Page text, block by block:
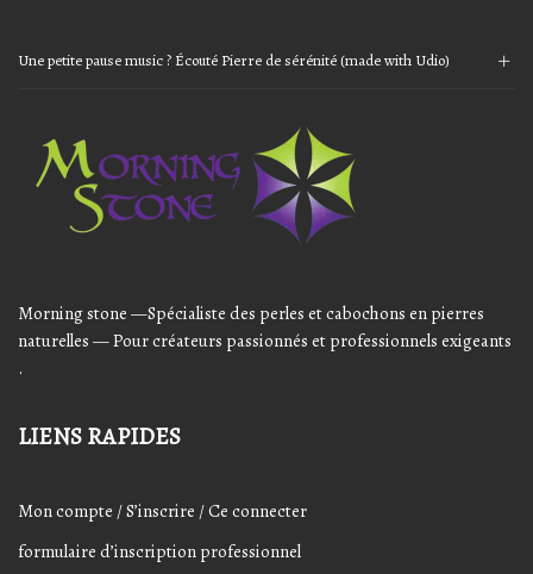
peuvent
la
page
du
produit
peuvent
page
du
produit
Une petite pause music ? Écouté Pierre de sérénité (made with Udio)
Morning stone —Spécialiste des perles et cabochons en pierres
naturelles — Pour créateurs passionnés et professionnels exigeants
.
LIENS RAPIDES
Mon compte / S’inscrire / Ce connecter
formulaire d’inscription professionnel